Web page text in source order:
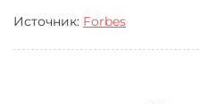
Источник: Forbes